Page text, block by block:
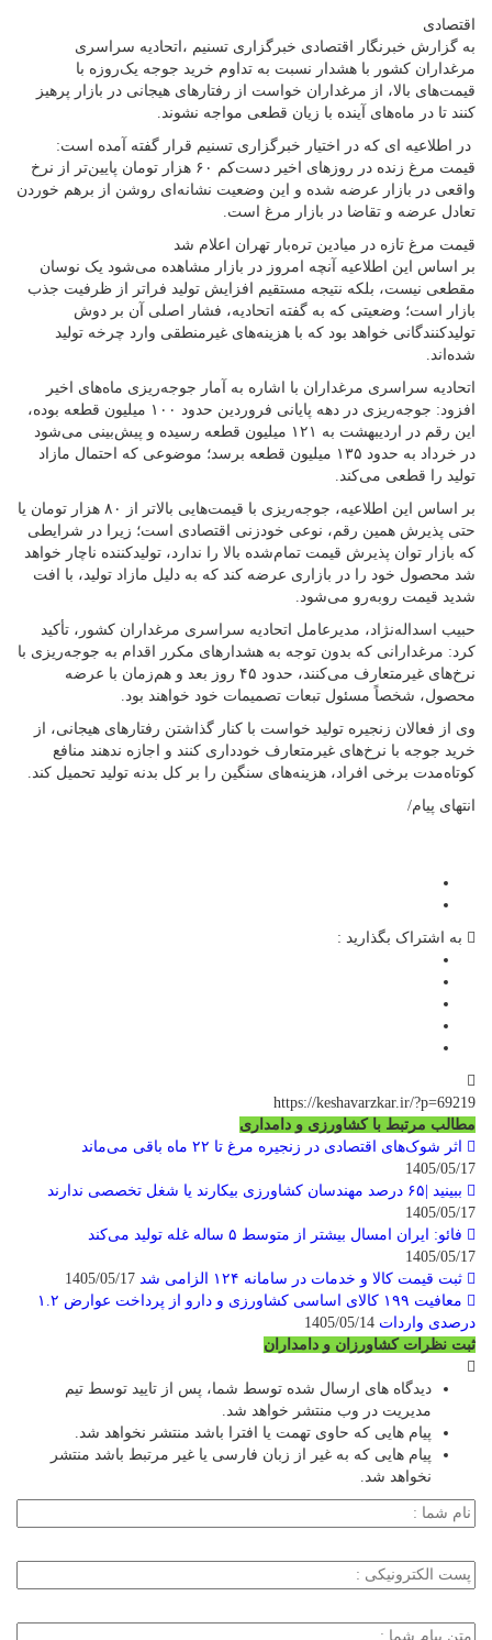
اقتصادی
به گزارش خبرنگار اقتصادی خبرگزاری تسنیم ،اتحادیه سراسری
مرغداران کشور با هشدار نسبت به تداوم خرید جوجه یک‌روزه با
قیمت‌های بالا، از مرغداران خواست از رفتارهای هیجانی در بازار پرهیز
کنند تا در ماه‌های آینده با زیان قطعی مواجه نشوند.
در اطلاعیه ای که در اختیار خبرگزاری تسنیم قرار گفته آمده است:
قیمت مرغ زنده در روزهای اخیر دست‌کم ۶۰ هزار تومان پایین‌تر از نرخ
واقعی در بازار عرضه شده و این وضعیت نشانه‌ای روشن از برهم خوردن
تعادل عرضه و تقاضا در بازار مرغ است.
قیمت مرغ تازه در میادین تره‌بار تهران اعلام شد
بر اساس این اطلاعیه آنچه امروز در بازار مشاهده می‌شود یک نوسان
مقطعی نیست، بلکه نتیجه مستقیم افزایش تولید فراتر از ظرفیت جذب
بازار است؛ وضعیتی که به گفته اتحادیه، فشار اصلی آن بر دوش
تولیدکنندگانی خواهد بود که با هزینه‌های غیرمنطقی وارد چرخه تولید
شده‌اند.
اتحادیه سراسری مرغداران با اشاره به آمار جوجه‌ریزی ماه‌های اخیر
افزود: جوجه‌ریزی در دهه پایانی فروردین حدود ۱۰۰ میلیون قطعه بوده،
این رقم در اردیبهشت به ۱۲۱ میلیون قطعه رسیده و پیش‌بینی می‌شود
در خرداد به حدود ۱۳۵ میلیون قطعه برسد؛ موضوعی که احتمال مازاد
تولید را قطعی می‌کند.
بر اساس این اطلاعیه، جوجه‌ریزی با قیمت‌هایی بالاتر از ۸۰ هزار تومان یا
حتی پذیرش همین رقم، نوعی خودزنی اقتصادی است؛ زیرا در شرایطی
که بازار توان پذیرش قیمت تمام‌شده بالا را ندارد، تولیدکننده ناچار خواهد
شد محصول خود را در بازاری عرضه کند که به دلیل مازاد تولید، با افت
شدید قیمت روبه‌رو می‌شود.
حبیب اسداله‌نژاد، مدیرعامل اتحادیه سراسری مرغداران کشور، تأکید
کرد: مرغدارانی که بدون توجه به هشدارهای مکرر اقدام به جوجه‌ریزی با
نرخ‌های غیرمتعارف می‌کنند، حدود ۴۵ روز بعد و هم‌زمان با عرضه
محصول، شخصاً مسئول تبعات تصمیمات خود خواهند بود.
وی از فعالان زنجیره تولید خواست با کنار گذاشتن رفتارهای هیجانی، از
خرید جوجه با نرخ‌های غیرمتعارف خودداری کنند و اجازه ندهند منافع
کوتاه‌مدت برخی افراد، هزینه‌های سنگین را بر کل بدنه تولید تحمیل کند.
انتهای پیام/
به اشتراک بگذارید :
https://keshavarzkar.ir/?p=69219
مطالب مرتبط با کشاورزی و دامداری
اثر شوک‌های اقتصادی در زنجیره مرغ تا ۲۲ ماه باقی می‌ماند
1405/05/17
ببینید |۶۵ درصد مهندسان کشاورزی بیکارند یا شغل تخصصی ندارند
1405/05/17
فائو: ایران امسال بیشتر از متوسط ۵ ساله غله تولید می‌کند
1405/05/17
ثبت قیمت کالا و خدمات در سامانه ۱۲۴ الزامی شد
معافیت ۱۹۹ کالای اساسی کشاورزی و دارو از پرداخت عوارض ۱.۲
درصدی واردات
ثبت نظرات کشاورزان و دامداران
دیدگاه های ارسال شده توسط شما، پس از تایید توسط تیم
مدیریت در وب منتشر خواهد شد.
پیام هایی که حاوی تهمت یا افترا باشد منتشر نخواهد شد.
پیام هایی که به غیر از زبان فارسی یا غیر مرتبط باشد منتشر
نخواهد شد.